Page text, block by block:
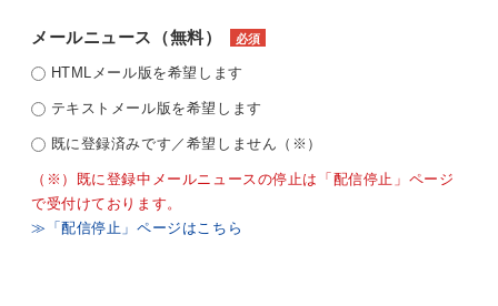
メールニュース（無料） 必須
HTMLメール版を希望します
テキストメール版を希望します
既に登録済みです／希望しません（※）
（※）既に登録中メールニュースの停止は「配信停止」ページ
で受付けております。
≫「配信停止」ページはこちら